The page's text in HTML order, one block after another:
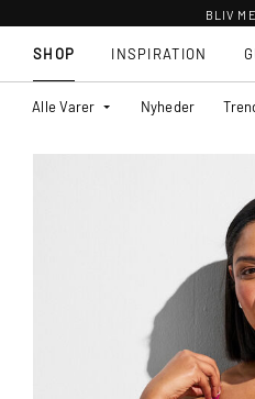
BLIV
SHOP
Alle Varer Nyheder
INSPIRATION